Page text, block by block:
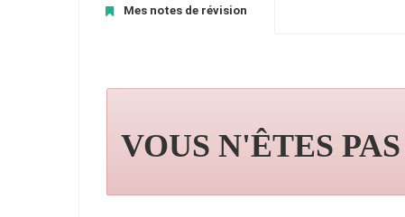
Mes notes de révision
VOUS N'ÊTES